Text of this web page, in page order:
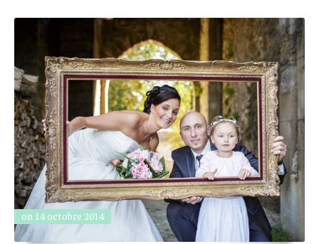
on 14 octobre 2014